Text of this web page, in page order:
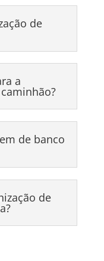
de
a
de banco
de